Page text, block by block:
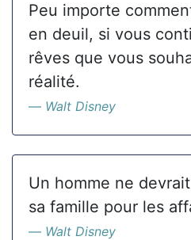
Peu importe
en deuil, si vous
rêves que vous
réalité.
Walt Disney
Un homme ne
sa famille pour les
Walt Disney